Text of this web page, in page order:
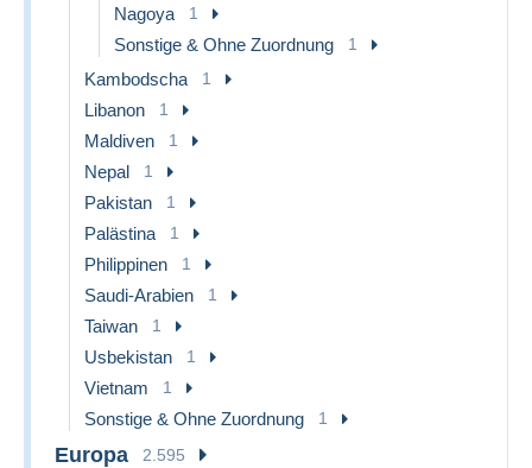
Nagoya 1
Sonstige & Ohne Zuordnung 1
Kambodscha 1
Libanon 1
Maldiven 1
Nepal 1
Pakistan 1
Palästina 1
Philippinen 1
Saudi-Arabien 1
Taiwan 1
Usbekistan 1
Vietnam 1
Sonstige & Ohne Zuordnung 1
Europa 2.595